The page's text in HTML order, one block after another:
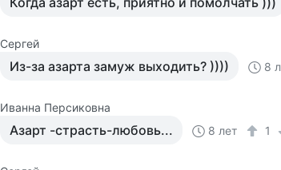
Сергей
Из-за азарта замуж выходить? )))) 8
Иванна Персиковна
Азарт -страсть-любовь... 8 лет 1